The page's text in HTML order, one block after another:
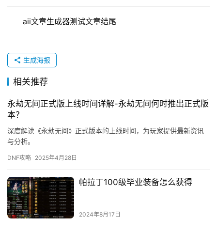
aii文章生成器测试文章结尾
生成海报
相关推荐
永劫无间正式版上线时间详解-永劫无间何时推出正式版
本？
深度解读《永劫无间》正式版本的上线时间，为玩家提供最新资讯
与分析。
DNF攻略 2025年4月28日
帕拉丁100级毕业装备怎么获得
2024年8月17日